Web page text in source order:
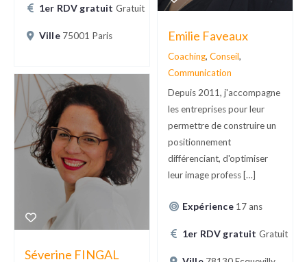
1er RDV gratuit Gratuit
Ville 75001 Paris
Séverine FINGAL
Emilie Faveaux
Coaching, Conseil,
Communication
Depuis 2011, j'accompagne
les entreprises pour leur
permettre de construire un
positionnement
différenciant, d'optimiser
leur image profess […]
Expérience 17 ans
1er RDV gratuit Gratuit